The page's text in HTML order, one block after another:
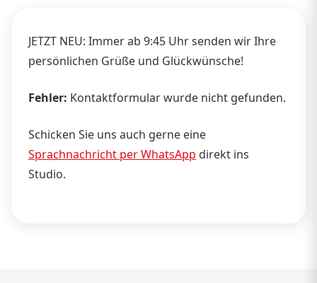
JETZT NEU: Immer ab 9:45 Uhr senden wir Ihre
persönlichen Grüße und Glückwünsche!
Fehler: Kontaktformular wurde nicht gefunden.
Schicken Sie uns auch gerne eine
Sprachnachricht per WhatsApp direkt ins
Studio.